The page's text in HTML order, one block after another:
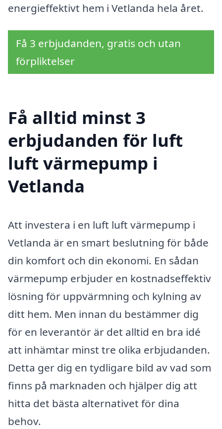
energieffektivt hem i Vetlanda hela året.
Få 3 erbjudanden, gratis och utan
förpliktelser
Få alltid minst 3
erbjudanden för luft
luft värmepump i
Vetlanda
Att investera i en luft luft värmepump i
Vetlanda är en smart beslutning för både
din komfort och din ekonomi. En sådan
värmepump erbjuder en kostnadseffektiv
lösning för uppvärmning och kylning av
ditt hem. Men innan du bestämmer dig
för en leverantör är det alltid en bra idé
att inhämtar minst tre olika erbjudanden.
Detta ger dig en tydligare bild av vad som
finns på marknaden och hjälper dig att
hitta det bästa alternativet för dina
behov.